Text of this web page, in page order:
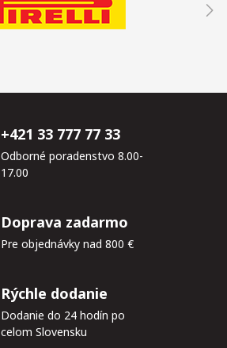
+421 33 777 77 33
Odborné poradenstvo 8.00-
17.00
Doprava zadarmo
Pre objednávky nad 800 €
Rýchle dodanie
Dodanie do 24 hodín po
celom Slovensku